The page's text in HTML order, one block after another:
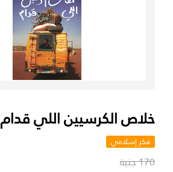
خلاص الكرسيين اللي قدام
فكر إسلامي
170 جنية